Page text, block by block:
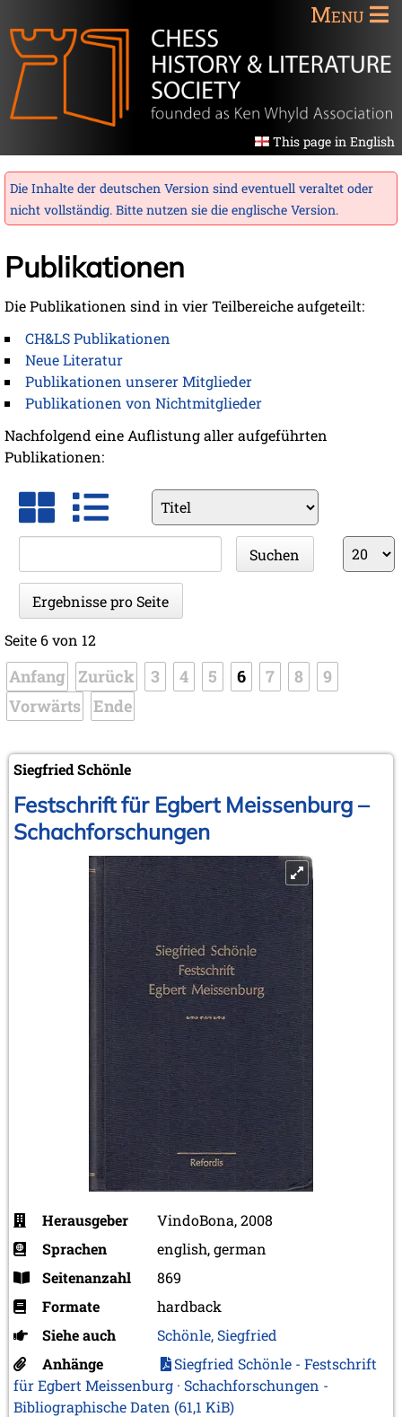
Menu
This page in English
Die Inhalte der deutschen Version sind eventuell veraltet oder
nicht vollständig. Bitte nutzen sie die englische Version.
Publikationen
Die Publikationen sind in vier Teilbereiche aufgeteilt:
CH&LS Publikationen
Neue Literatur
Publikationen unserer Mitglieder
Publikationen von Nichtmitglieder
Nachfolgend eine Auflistung aller aufgeführten
Publikationen:
Vorhandene
Felder
Suchen
pro
Ergebnisse pro Seite
Seite 6 von 12
Anfang Zurück 3 4 5 6 7 8
9
Vorwärts Ende
Siegfried Schönle
Festschrift für Egbert Meissenburg –
Schachforschungen
Herausgeber
VindoBona, 2008
Sprachen
english, german
Seitenanzahl
869
Formate
hardback
Siehe auch
Schönle, Siegfried
Anhänge
Siegfried Schönle - Festschrift
für Egbert Meissenburg · Schachforschungen -
Bibliographische Daten (61,1 KiB)